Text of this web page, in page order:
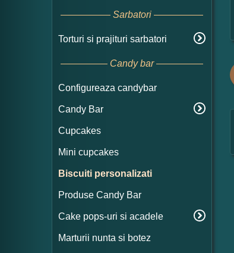
Sarbatori
Torturi si prajituri sarbatori
Candy bar
Configureaza candybar
Candy Bar
Cupcakes
Mini cupcakes
Biscuiti personalizati
Produse Candy Bar
Cake pops-uri si acadele
Marturii nunta si botez